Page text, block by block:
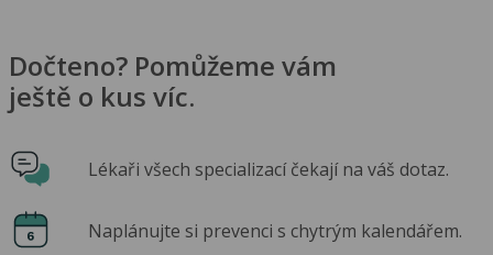
Dočteno? Pomůžeme vám
ještě o kus víc.
Lékaři všech specializací čekají na váš dotaz.
Naplánujte si prevenci s chytrým kalendářem.